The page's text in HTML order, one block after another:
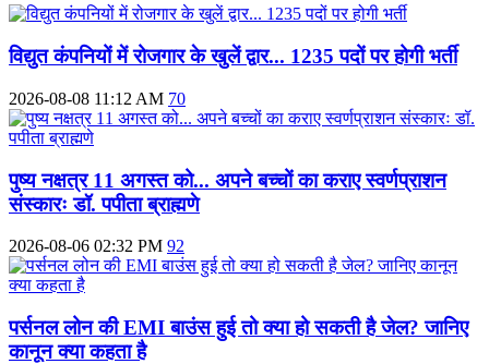
विद्युत कंपनियों में रोजगार के खुलें द्वार... 1235 पदों पर होगी भर्ती
2026-08-08 11:12 AM 70
पुष्य नक्षत्र 11 अगस्त को... अपने बच्चों का कराए स्वर्णप्राशन
संस्कारः डॉ. पपीता ब्राह्मणे
2026-08-06 02:32 PM 92
पर्सनल लोन की EMI बाउंस हुई तो क्या हो सकती है जेल? जानिए
कानून क्या कहता है